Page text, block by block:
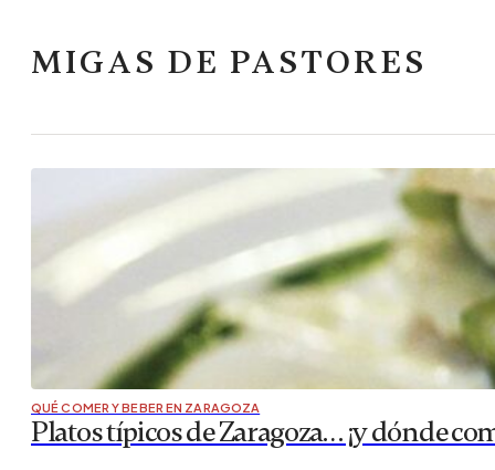
MIGAS DE PASTORES
QUÉ COMER Y BEBER EN ZARAGOZA
Platos típicos de Zaragoza… ¡y dónde